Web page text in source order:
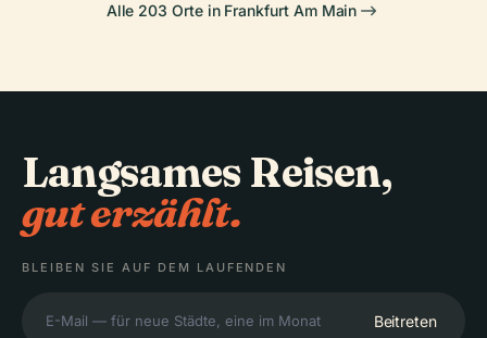
Alle 203 Orte in Frankfurt Am Main
Langsames Reisen,
gut erzählt.
BLEIBEN SIE AUF DEM LAUFENDEN
Beitreten